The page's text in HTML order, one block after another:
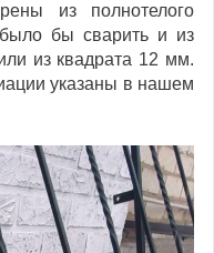
из полнотелого
бы сварить и из
из квадрата 12 мм.
указаны в нашем